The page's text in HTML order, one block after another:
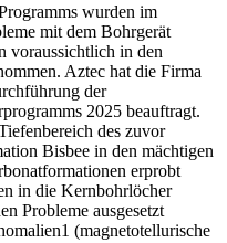
wurden im
mit dem Bohrgerät
voraussichtlich in den
Aztec hat die Firma
der
2025 beauftragt.
des zuvor
Bisbee in den mächtigen
erprobt
in die Kernbohrlöcher
Probleme ausgesetzt
(magnetotellurische